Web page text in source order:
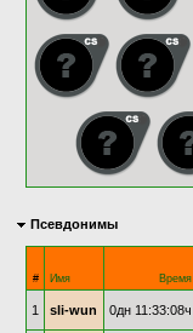
Псевдонимы
# Имя Время
1 sli-wun 0дн 11:33:08ч